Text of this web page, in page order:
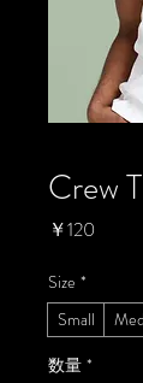
Crew
￥120
Size *
Small
数量 *